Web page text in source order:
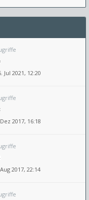
Jul 2021, 12:20
2017, 16:18
2017, 22:14